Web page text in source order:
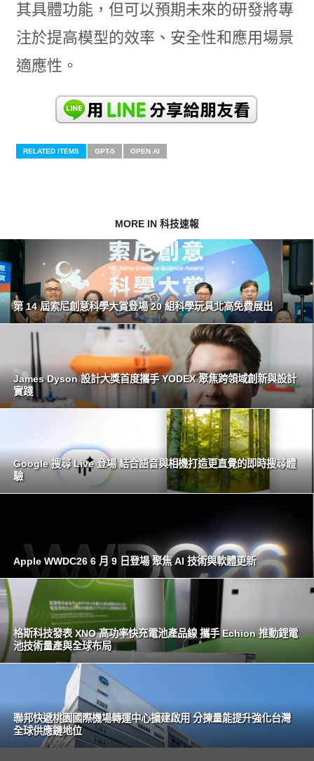
其具體功能，但可以預期未來的研發將專
注於提高模型的效率、安全性和應用場景
適應性。
RELATED ITEMS GPT-5 OPEN AI
MORE IN 科技速報
第 14 屆索尼創意科學大賞登場 20 組科學玩具北高免費展出
James Dyson 設計大獎首度攜手 YODEX 聚焦跨領域創新與設計
實踐
Google 搜尋 Live 登場 結合語音與相機打造更直覺的即時搜尋體
驗
Apple WWDC26 6 月 9 日登場 聚焦 AI 技術與軟體更新
格斯科技發表 XNO 高功率快充電池產品線 攜手 Echion 推動鋰電
池技術量產與全球布局
聯邦快遞桃園國際機場轉運中心擴建啟用 分揀量能提升強化台灣
全球供應鏈地位